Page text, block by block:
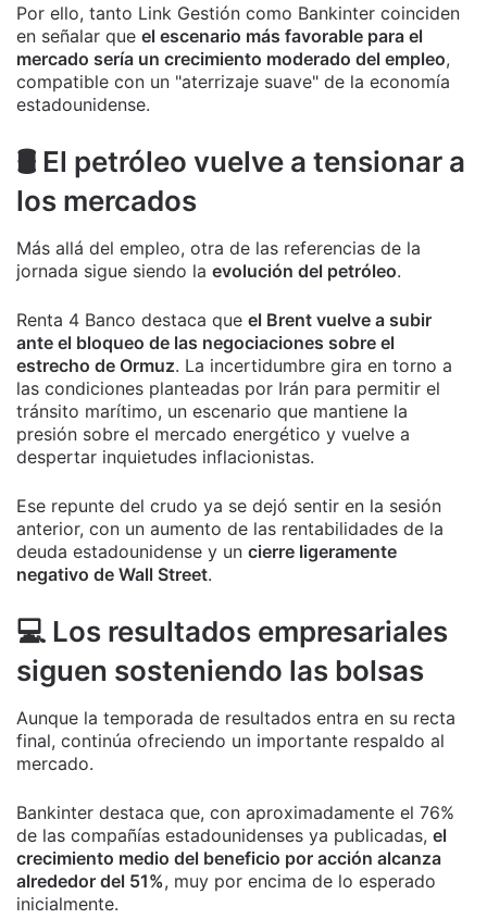
Por ello, tanto Link Gestión como Bankinter coinciden
en señalar que el escenario más favorable para el
mercado sería un crecimiento moderado del empleo,
compatible con un "aterrizaje suave" de la economía
estadounidense.
🛢️ El petróleo vuelve a tensionar a
los mercados
Más allá del empleo, otra de las referencias de la
jornada sigue siendo la evolución del petróleo.
Renta 4 Banco destaca que el Brent vuelve a subir
ante el bloqueo de las negociaciones sobre el
estrecho de Ormuz. La incertidumbre gira en torno a
las condiciones planteadas por Irán para permitir el
tránsito marítimo, un escenario que mantiene la
presión sobre el mercado energético y vuelve a
despertar inquietudes inflacionistas.
Ese repunte del crudo ya se dejó sentir en la sesión
anterior, con un aumento de las rentabilidades de la
deuda estadounidense y un cierre ligeramente
negativo de Wall Street.
💻 Los resultados empresariales
siguen sosteniendo las bolsas
Aunque la temporada de resultados entra en su recta
final, continúa ofreciendo un importante respaldo al
mercado.
Bankinter destaca que, con aproximadamente el 76%
de las compañías estadounidenses ya publicadas, el
crecimiento medio del beneficio por acción alcanza
alrededor del 51%, muy por encima de lo esperado
inicialmente.